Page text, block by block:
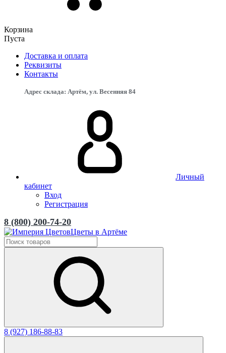
Корзина
Пуста
Доставка и оплата
Реквизиты
Контакты
Адрес склада: Артём, ул. Весенняя 84
Личный
кабинет
Вход
Регистрация
8 (800) 200-74-20
Цветы в Артёме
8 (927) 186-88-83